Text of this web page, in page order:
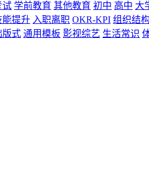
试 学前教育 其他教育 初中 高中 大
能提升 入职离职 OKR-KPI 组织结构
版式 通用模板 影视综艺 生活常识